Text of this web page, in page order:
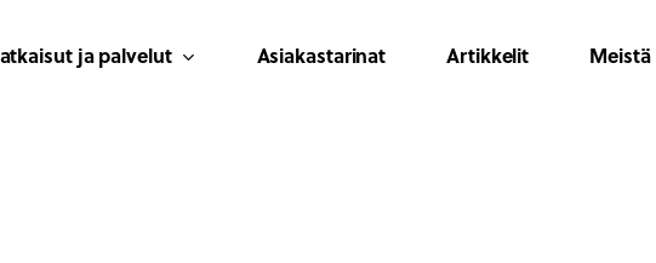
ja palvelut Asiakastarinat Artikkelit Meistä